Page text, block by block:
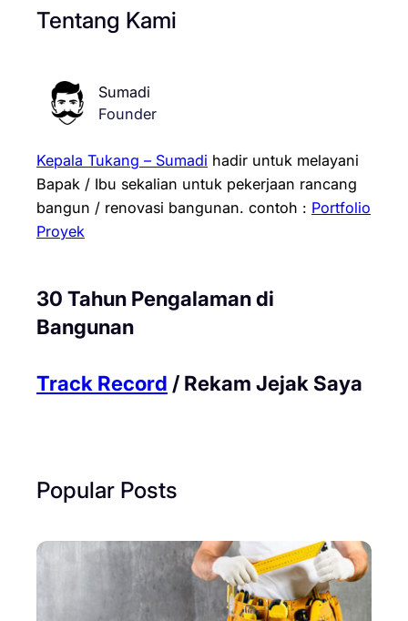
Tentang Kami
Sumadi
Founder
Kepala Tukang – Sumadi hadir untuk melayani
Bapak / Ibu sekalian untuk pekerjaan rancang
bangun / renovasi bangunan. contoh : Portfolio
Proyek
30 Tahun Pengalaman di
Bangunan
Track Record / Rekam Jejak Saya
Popular Posts